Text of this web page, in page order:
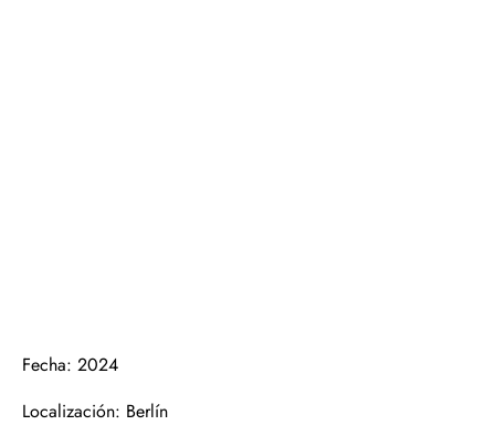
Fecha: 2024
Localización: Berlín